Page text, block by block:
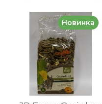
Новинка